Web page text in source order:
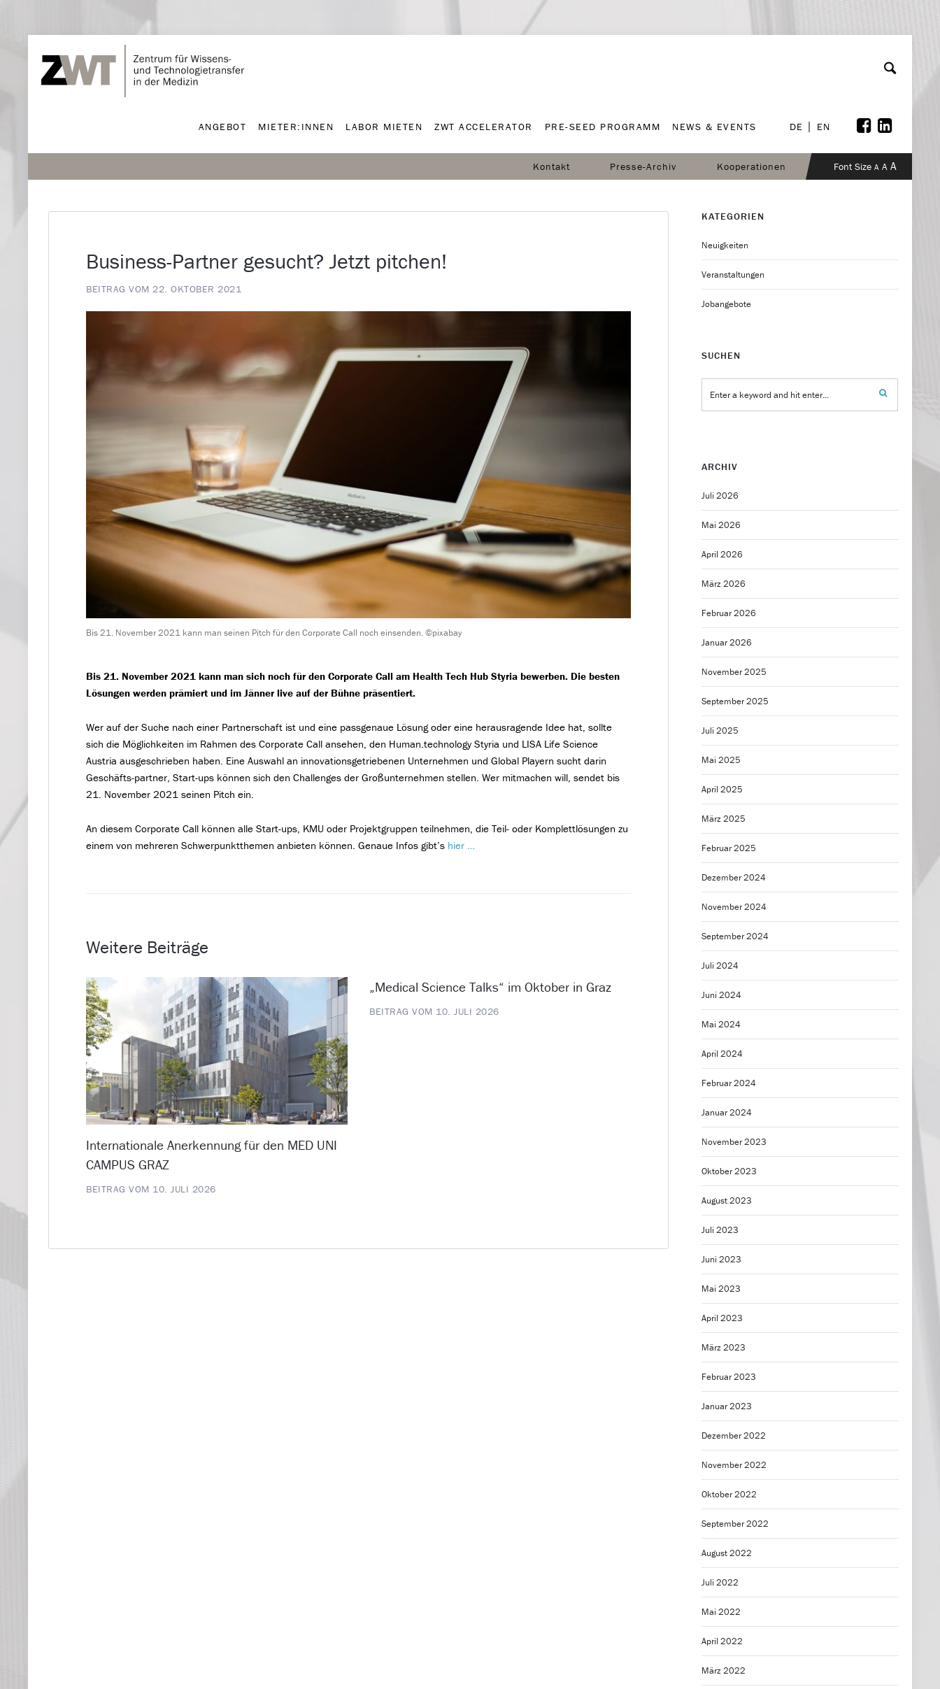
ANGEBOT
ANGEBOT MIETER:INNEN LABOR MIETEN ZWT ACCELERATOR PRE-SEED PROGRAMM NEWS & EVENTS DE EN
Font Size A A A
Kooperationen
Presse-Archiv
Kontakt
Business-Partner gesucht? Jetzt pitchen!
BEITRAG VOM 22. OKTOBER 2021
Bis 21. November 2021 kann man seinen Pitch für den Corporate Call noch einsenden. ©pixabay
Bis 21. November 2021 kann man sich noch für den Corporate Call am Health Tech Hub Styria bewerben. Die besten
Lösungen werden prämiert und im Jänner live auf der Bühne präsentiert.
Wer auf der Suche nach einer Partnerschaft ist und eine passgenaue Lösung oder eine herausragende Idee hat, sollte
sich die Möglichkeiten im Rahmen des Corporate Call ansehen, den Human.technology Styria und LISA Life Science
Austria ausgeschrieben haben. Eine Auswahl an innovationsgetriebenen Unternehmen und Global Playern sucht darin
Geschäfts-partner, Start-ups können sich den Challenges der Großunternehmen stellen. Wer mitmachen will, sendet bis
21. November 2021 seinen Pitch ein.
An diesem Corporate Call können alle Start-ups, KMU oder Projektgruppen teilnehmen, die Teil- oder Komplettlösungen zu
einem von mehreren Schwerpunktthemen anbieten können. Genaue Infos gibt’s hier …
Weitere Beiträge
Internationale Anerkennung für den MED UNI
CAMPUS GRAZ
BEITRAG VOM 10. JULI 2026
„Medical Science Talks“ im Oktober in Graz
BEITRAG VOM 10. JULI 2026
KATEGORIEN
Neuigkeiten
Veranstaltungen
Jobangebote
SUCHEN
ARCHIV
Juli 2026
Mai 2026
April 2026
März 2026
Februar 2026
Januar 2026
November 2025
September 2025
Juli 2025
Mai 2025
April 2025
März 2025
Februar 2025
Dezember 2024
November 2024
September 2024
Juli 2024
Juni 2024
Mai 2024
April 2024
Februar 2024
Januar 2024
November 2023
Oktober 2023
August 2023
Juli 2023
Juni 2023
Mai 2023
April 2023
März 2023
Februar 2023
Januar 2023
Dezember 2022
November 2022
Oktober 2022
September 2022
August 2022
Juli 2022
Mai 2022
April 2022
März 2022